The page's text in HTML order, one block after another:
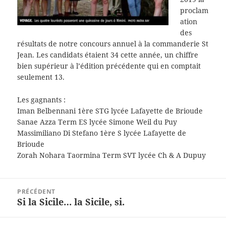
proclam
ation
des
résultats de notre concours annuel à la commanderie St
Jean. Les candidats étaient 34 cette année, un chiffre
bien supérieur à l’édition précédente qui en comptait
seulement 13.
Les gagnants :
Iman Belbennani 1ère STG lycée Lafayette de Brioude
Sanae Azza Term ES lycée Simone Weil du Puy
Massimiliano Di Stefano 1ère S lycée Lafayette de
Brioude
Zorah Nohara Taormina Term SVT lycée Ch & A Dupuy
l’article
PRÉCÉDENT
Article
Si la Sicile… la Sicile, si.